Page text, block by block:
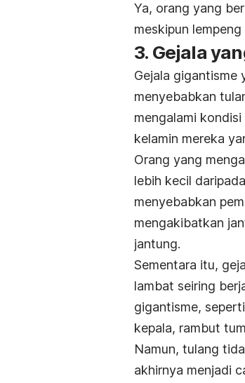
Ya, orang yang
meskipun
3. Gejala
Gejala gigantisme
menyebabkan
mengalami kondisi
kelamin mereka
Orang yang
lebih kecil
menyebabkan
mengakibatkan
jantung.
Sementara itu,
lambat seiring
gigantisme,
kepala, rambut
Namun, tulang
akhirnya menjadi